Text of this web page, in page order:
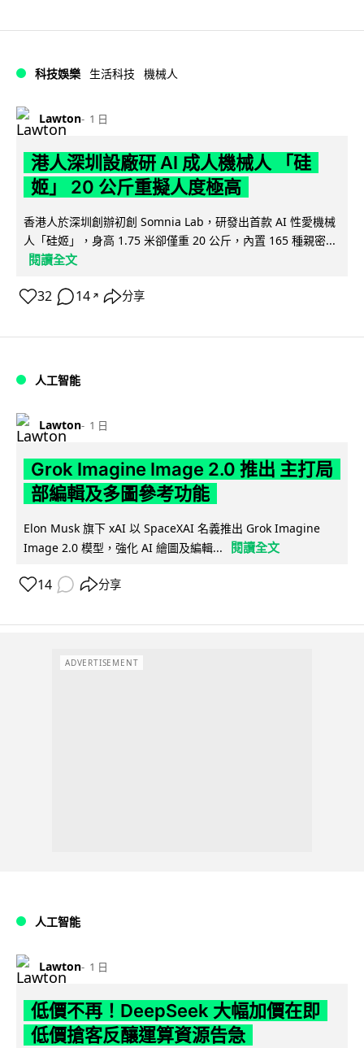
科技娛樂 生活科技 機械人
Lawton 1 日
港人深圳設廠研 AI 成人機械人 「硅
姬」 20 公斤重擬人度極高
香港人於深圳創辦初創 Somnia Lab，研發出首款 AI 性愛機械
人「硅姬」，身高 1.75 米卻僅重 20 公斤，內置 165 種親密...
閱讀全文
32 14 ↗ 分享
人工智能
Lawton 1 日
Grok Imagine Image 2.0 推出 主打局
部編輯及多圖參考功能
Elon Musk 旗下 xAI 以 SpaceXAI 名義推出 Grok Imagine
Image 2.0 模型，強化 AI 繪圖及編輯...
閱讀全文
14 分享
ADVERTISEMENT
人工智能
Lawton 1 日
低價不再！DeepSeek 大幅加價在即
低價搶客反釀運算資源告急